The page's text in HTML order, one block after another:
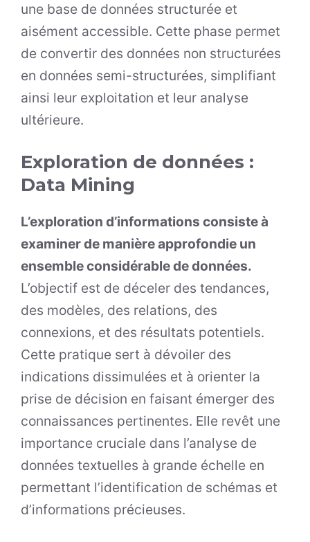
une base de données structurée et
aisément accessible. Cette phase permet
de convertir des données non structurées
en données semi-structurées, simplifiant
ainsi leur exploitation et leur analyse
ultérieure.
Exploration de données :
Data Mining
L’exploration d’informations consiste à
examiner de manière approfondie un
ensemble considérable de données.
L’objectif est de déceler des tendances,
des modèles, des relations, des
connexions, et des résultats potentiels.
Cette pratique sert à dévoiler des
indications dissimulées et à orienter la
prise de décision en faisant émerger des
connaissances pertinentes. Elle revêt une
importance cruciale dans l’analyse de
données textuelles à grande échelle en
permettant l’identification de schémas et
d’informations précieuses.